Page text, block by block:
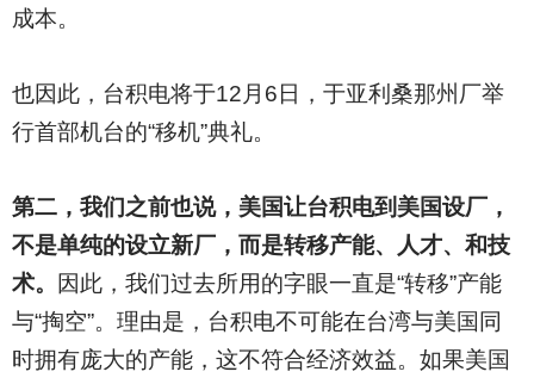
成本。
也因此，台积电将于12月6日，于亚利桑那州厂举
行首部机台的“移机”典礼。
第二，我们之前也说，美国让台积电到美国设厂，
不是单纯的设立新厂，而是转移产能、人才、和技
术。
因此，我们过去所用的字眼一直是“转移”产能
与“掏空”。理由是，台积电不可能在台湾与美国同
时拥有庞大的产能，这不符合经济效益。如果美国